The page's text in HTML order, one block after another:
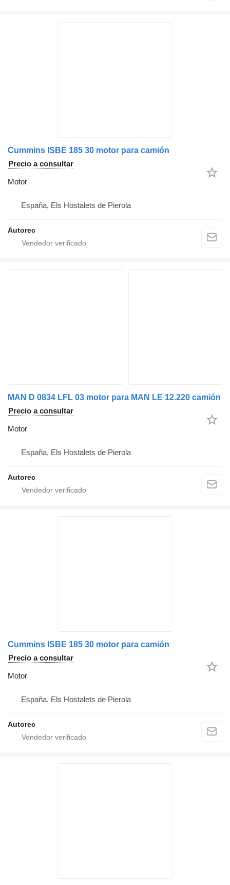
Cummins ISBE 185 30 motor para camión
Precio a consultar
Motor
España, Els Hostalets de Pierola
Autorec
MAN D 0834 LFL 03 motor para MAN LE 12.220 camión
Precio a consultar
Motor
España, Els Hostalets de Pierola
Autorec
Cummins ISBE 185 30 motor para camión
Precio a consultar
Motor
España, Els Hostalets de Pierola
Autorec